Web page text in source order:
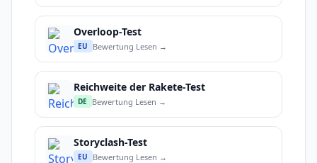
Overloop-Test
EU Bewertung Lesen →
Reichweite der Rakete-Test
DE Bewertung Lesen →
Storyclash-Test
EU Bewertung Lesen →